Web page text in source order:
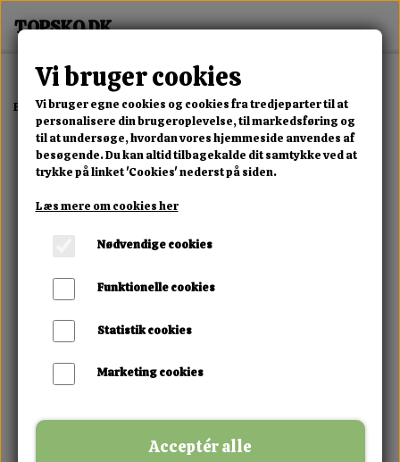
Forside Erotisk Kollektion Dvd Calea Toxic Sex Slave Training
Vi bruger cookies
Vi bruger egne cookies og cookies fra tredjeparter til at
personalisere din brugeroplevelse, til markedsføring og
til at undersøge, hvordan vores hjemmeside anvendes af
besøgende. Du kan altid tilbagekalde dit samtykke ved at
trykke på linket 'Cookies' nederst på siden.
Læs mere om cookies her
Nødvendige cookies
Funktionelle cookies
Statistik cookies
Marketing cookies
Acceptér alle